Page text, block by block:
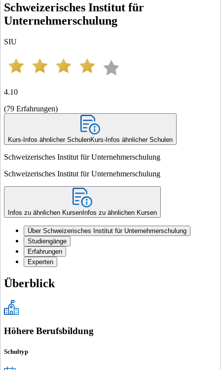
Schweizerisches Institut für
Unternehmerschulung
SIU
4.10
(79 Erfahrungen)
Kurs-Infos ähnlicher SchulenKurs-Infos ähnlicher Schulen
Schweizerisches Institut für Unternehmerschulung
Schweizerisches Institut für Unternehmerschulung
Infos zu ähnlichen Kursen Infos zu ähnlichen Kursen
Über Schweizerisches Institut für Unternehmerschulung
Studiengänge
Erfahrungen
Experten
Überblick
Höhere Berufsbildung
Schultyp